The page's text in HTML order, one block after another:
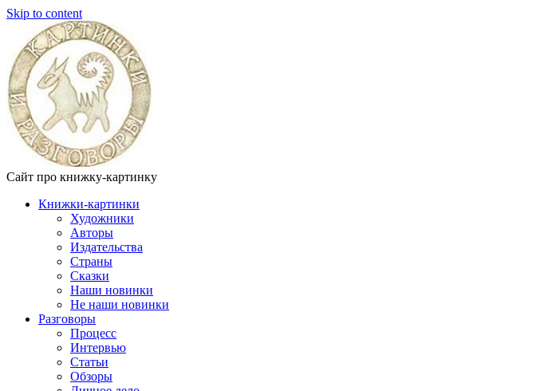
Skip to content
Сайт про книжку-картинку
Книжки-картинки
Художники
Авторы
Издательства
Страны
Сказки
Наши новинки
Не наши новинки
Разговоры
Процесс
Интервью
Статьи
Обзоры